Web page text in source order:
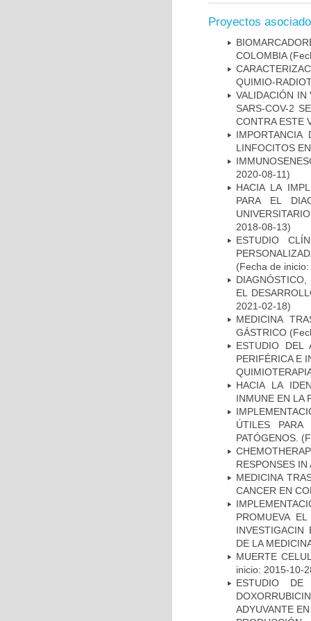
Proyectos
COLOMBIA
QUIMIO-
VALIDACIÓN IN
SARS-COV-2
CONTRA ESTE
LINFOCITOS
2020-08-11)
HACIA LA
PARA EL
2018-08-13)
ESTUDIO
(Fecha de
EL
2021-02-18)
MEDICINA
GÁSTRICO
ESTUDIO DEL
PERIFÉRICA E
HACIA LA
INMUNE EN LA
ÚTILES
PATÓGENOS.
RESPONSES IN
MEDICINA
CANCER EN
PROMUEVA
INVESTIGACIN
DE LA
MUERTE
inicio: 2015-10-
ESTUDIO DE
ADYUVANTE